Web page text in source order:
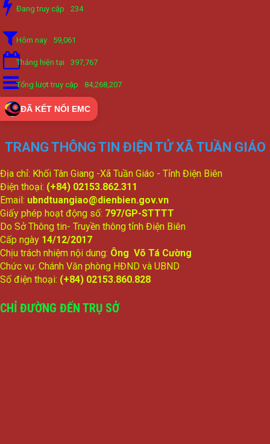
Đang truy cập 234
Hôm nay 59,061
Tháng hiện tại 397,767
Tổng lượt truy cập 84,268,207
ĐÃ KẾT NỐI EMC
TRANG THÔNG TIN ĐIỆN TỬ XÃ TUẦN GIÁO
Địa chỉ: Khối Tân Giang -Xã Tuần Giáo - Tỉnh Điện Biên
Điện thoại: (+84) 02153.862.311
Email: ubndtuangiao@dienbien.gov.vn
Giấy phép hoạt động số: 797/GP-STTTT
Do Sở Thông tin- Truyền thông tỉnh Điện Biên
Cấp ngày 14/12/2017
Chịu trách nhiệm nội dung: Ông Võ Tá Cường
Chức vụ: Chánh Văn phòng HĐND và UBND
Số điện thoại: (+84) 02153.860.828
CHỈ ĐƯỜNG ĐẾN TRỤ SỞ